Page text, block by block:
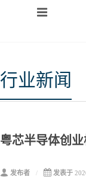
行业新闻
粤芯半导体创
发布者 发表于